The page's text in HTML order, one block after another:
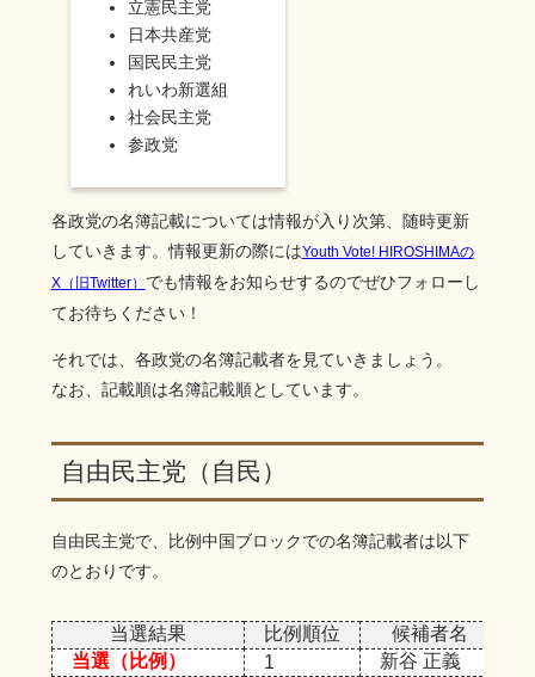
立憲民主党
日本共産党
国民民主党
れいわ新選組
社会民主党
参政党
各政党の名簿記載については情報が入り次第、随時更新
していきます。情報更新の際にはYouth Vote! HIROSHIMAの
X（旧Twitter）
でも情報をお知らせするのでぜひフォローし
てお待ちください！
それでは、各政党の名簿記載者を見ていきましょう。
なお、記載順は名簿記載順としています。
自由民主党（自民）
自由民主党で、比例中国ブロックでの名簿記載者は以下
のとおりです。
当選結果 比例順位 候補者名
当選（比例）
1 新谷 正義